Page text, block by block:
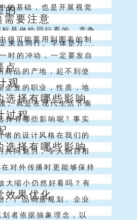
公司可以给大家提供
让经...
的基础，也是开展视觉
赛中，将充分发掘企
。...
的
是做给同行看的，竞争
来自同行。字体是方...
要注意
很可能要用到图表的制
方法有很多种，但是在
的设计...
时的冲动，一定要发自
样！对，爱上她是做设
术在...
商品的产地，起不到使
且容易造成产地的混
商标标识的为...
点
企业的职业，性质，地
。标志不仅仅是一个图
构成结构、...
观
。就是在现代生活节奏
然，简练明确。 2 准确
司...
选择有哪些影响
择有哪些影响呢? 事实
中，主要有两个方面：
品牌形...
过程
者的设计风格在我们的
但是我们必须紧记，最
看法是来自...
共同魅力，令人刮目相
色彩或色彩的词都很丰
的根本意义...
选择有哪些影响
对外传播时更能够保持
系统的设计能够将将信
，把各...
大缩小仍然好看吗？有
它缩小之后你会发现这
截...
、产品画册规划、企业
划、封面规划等等。
效果优化
者依据抽象理念，以